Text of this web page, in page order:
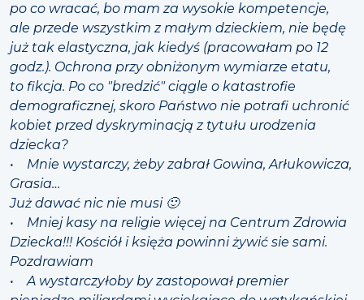
po co wracać, bo mam za wysokie kompetencje,
ale przede wszystkim z małym dzieckiem, nie będę
już tak elastyczna, jak kiedyś (pracowałam po 12
godz.). Ochrona przy obniżonym wymiarze etatu,
to fikcja. Po co "bredzić" ciągle o katastrofie
demograficznej, skoro Państwo nie potrafi uchronić
kobiet przed dyskryminacją z tytułu urodzenia
dziecka?
• Mnie wystarczy, żeby zabrał Gowina, Arłukowicza,
Grasia…
Już dawać nic nie musi 🙂
• Mniej kasy na religie więcej na Centrum Zdrowia
Dziecka!!! Kościół i księża powinni żywić sie sami.
Pozdrawiam
• A wystarczyłoby by zastopował premier